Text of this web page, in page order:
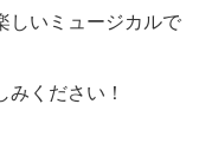
しいミュージカルで
ください！